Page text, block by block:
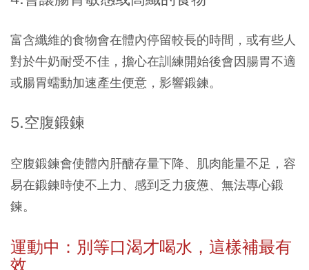
富含纖維的食物會在體內停留較長的時間，或有些人
對於牛奶耐受不佳，擔心在訓練開始後會因腸胃不適
或腸胃蠕動加速產生便意，影響鍛鍊。
5.空腹鍛鍊
空腹鍛鍊會使體內肝醣存量下降、肌肉能量不足，容
易在鍛鍊時使不上力、感到乏力疲憊、無法專心鍛
鍊。
運動中：別等口渴才喝水，這樣補最有
效